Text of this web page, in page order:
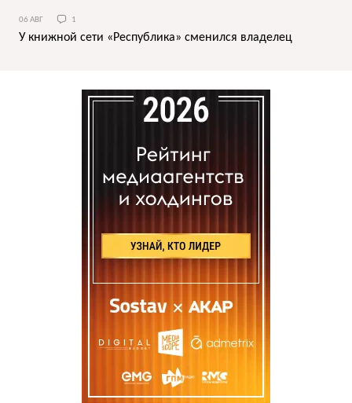
06 АВГ 1
У книжной сети «Республика» сменился владелец